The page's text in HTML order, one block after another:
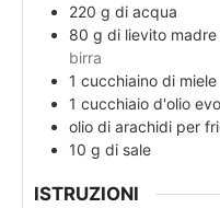
220 g di acqua
80 g di lievito madre
birra
1 cucchiaino di miele
1 cucchiaio d'olio evo
olio di arachidi per
10 g di sale
ISTRUZIONI